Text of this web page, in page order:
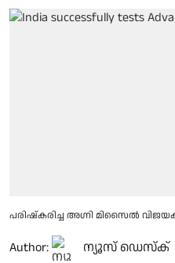
പരിഷ്കരിച്ച അഗ്നി മിസൈൽ
Author: ന്യൂസ് ഡെസ്ക്